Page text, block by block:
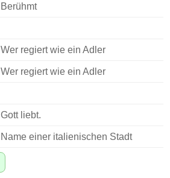
Berühmt
Wer regiert wie ein Adler
Wer regiert wie ein Adler
Gott liebt.
Name einer italienischen Stadt